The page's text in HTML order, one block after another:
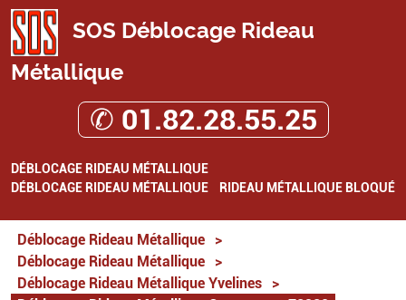
SOS Déblocage Rideau
Métallique
✆ 01.82.28.55.25
DÉBLOCAGE RIDEAU MÉTALLIQUE
DÉBLOCAGE RIDEAU MÉTALLIQUE
RIDEAU MÉTALLIQUE BLOQUÉ
Déblocage Rideau Métallique
>
Déblocage Rideau Métallique
>
Déblocage Rideau Métallique Yvelines
>